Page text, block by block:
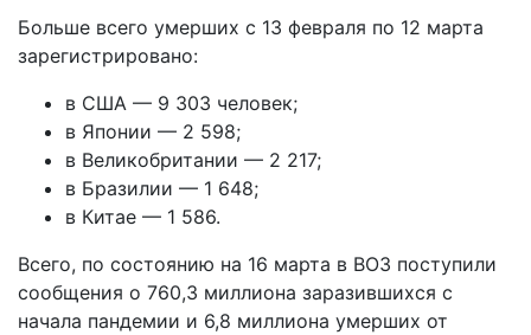
Больше всего умерших с 13 февраля по 12 марта
зарегистрировано:
в США — 9 303 человек;
в Японии — 2 598;
в Великобритании — 2 217;
в Бразилии — 1 648;
в Китае — 1 586.
Всего, по состоянию на 16 марта в ВОЗ поступили
сообщения о 760,3 миллиона заразившихся с
начала пандемии и 6,8 миллиона умерших от